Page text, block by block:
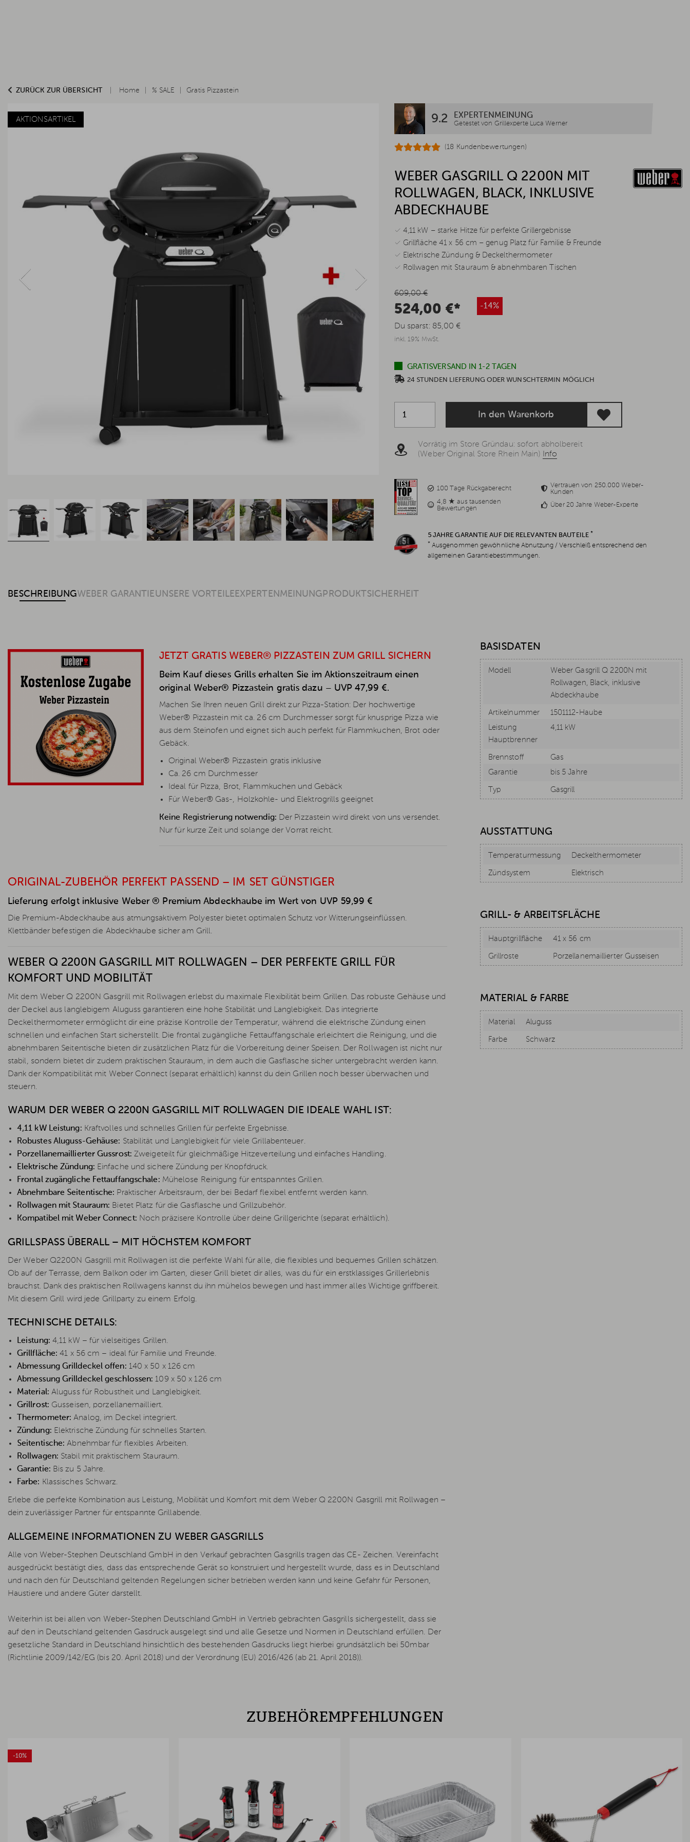
ZURÜCK ZUR ÜBERSICHT Home % SALE Gratis Pizzastein
AKTIONSARTIKEL 9.2 EXPERTENMEINUNG
Getestet von Grillexperte Luca Werner
(18 Kundenbewertungen)
WEBER GASGRILL Q 2200N MIT
ROLLWAGEN, BLACK, INKLUSIVE
ABDECKHAUBE
✓ 4,11 kW – starke Hitze für perfekte Grillergebnisse
✓ Grillfläche 41 x 56 cm – genug Platz für Familie & Freunde
✓ Elektrische Zündung & Deckelthermometer
✓ Rollwagen mit Stauraum & abnehmbaren Tischen
609,00 €
524,00 €* -14%
Du sparst: 85,00 €
inkl. 19% MwSt.
GRATISVERSAND IN 1-2 TAGEN
24 STUNDEN LIEFERUNG ODER WUNSCHTERMIN MÖGLICH
In den Warenkorb
Vorrätig im Store Gründau: sofort abholbereit
(Weber Original Store Rhein Main)
Info
100 Tage Rückgaberecht
Vertrauen von 250.000 Weber-
Kunden
4,8 ★ aus tausenden
Bewertungen
Über 20 Jahre Weber-Experte
5 JAHRE GARANTIE AUF DIE RELEVANTEN BAUTEILE *
* Ausgenommen gewöhnliche Abnutzung / Verschleiß entsprechend den
allgemeinen Garantiebestimmungen.
BESCHREIBUNGWEBER GARANTIEUNSERE VORTEILE EXPERTENMEINUNG PRODUKTSICHERHEIT
JETZT GRATIS WEBER® PIZZASTEIN ZUM GRILL SICHERN
Beim Kauf dieses Grills erhalten Sie im Aktionszeitraum einen
original Weber® Pizzastein gratis dazu – UVP 47,99 €.
Machen Sie Ihren neuen Grill direkt zur Pizza-Station: Der hochwertige
Weber® Pizzastein mit ca. 26 cm Durchmesser sorgt für knusprige Pizza wie
aus dem Steinofen und eignet sich auch perfekt für Flammkuchen, Brot oder
Gebäck.
Original Weber® Pizzastein gratis inklusive
Ca. 26 cm Durchmesser
Ideal für Pizza, Brot, Flammkuchen und Gebäck
Für Weber® Gas-, Holzkohle- und Elektrogrills geeignet
Keine Registrierung notwendig: Der Pizzastein wird direkt von uns versendet.
Nur für kurze Zeit und solange der Vorrat reicht.
ORIGINAL-ZUBEHÖR PERFEKT PASSEND – IM SET GÜNSTIGER
Lieferung erfolgt inklusive Weber ® Premium Abdeckhaube im Wert von UVP 59,99 €
Die Premium-Abdeckhaube aus atmungsaktivem Polyester bietet optimalen Schutz vor Witterungseinflüssen.
Klettbänder befestigen die Abdeckhaube sicher am Grill.
WEBER Q 2200N GASGRILL MIT ROLLWAGEN – DER PERFEKTE GRILL FÜR
KOMFORT UND MOBILITÄT
Mit dem Weber Q 2200N Gasgrill mit Rollwagen erlebst du maximale Flexibilität beim Grillen. Das robuste Gehäuse und
der Deckel aus langlebigem Aluguss garantieren eine hohe Stabilität und Langlebigkeit. Das integrierte
Deckelthermometer ermöglicht dir eine präzise Kontrolle der Temperatur, während die elektrische Zündung einen
schnellen und einfachen Start sicherstellt. Die frontal zugängliche Fettauffangschale erleichtert die Reinigung, und die
abnehmbaren Seitentische bieten dir zusätzlichen Platz für die Vorbereitung deiner Speisen. Der Rollwagen ist nicht nur
stabil, sondern bietet dir zudem praktischen Stauraum, in dem auch die Gasflasche sicher untergebracht werden kann.
Dank der Kompatibilität mit Weber Connect (separat erhältlich) kannst du dein Grillen noch besser überwachen und
steuern.
WARUM DER WEBER Q 2200N GASGRILL MIT ROLLWAGEN DIE IDEALE WAHL IST:
4,11 kW Leistung: Kraftvolles und schnelles Grillen für perfekte Ergebnisse.
Robustes Aluguss-Gehäuse: Stabilität und Langlebigkeit für viele Grillabenteuer.
Porzellanemaillierter Gussrost: Zweigeteilt für gleichmäßige Hitzeverteilung und einfaches Handling.
Elektrische Zündung: Einfache und sichere Zündung per Knopfdruck.
Frontal zugängliche Fettauffangschale: Mühelose Reinigung für entspanntes Grillen.
Abnehmbare Seitentische: Praktischer Arbeitsraum, der bei Bedarf flexibel entfernt werden kann.
Rollwagen mit Stauraum: Bietet Platz für die Gasflasche und Grillzubehör.
Kompatibel mit Weber Connect: Noch präzisere Kontrolle über deine Grillgerichte (separat erhältlich).
GRILLSPASS ÜBERALL – MIT HÖCHSTEM KOMFORT
Der Weber Q2200N Gasgrill mit Rollwagen ist die perfekte Wahl für alle, die flexibles und bequemes Grillen schätzen.
Ob auf der Terrasse, dem Balkon oder im Garten, dieser Grill bietet dir alles, was du für ein erstklassiges Grillerlebnis
brauchst. Dank des praktischen Rollwagens kannst du ihn mühelos bewegen und hast immer alles Wichtige griffbereit.
Mit diesem Grill wird jede Grillparty zu einem Erfolg.
TECHNISCHE DETAILS:
Leistung: 4,11 kW – für vielseitiges Grillen.
Grillfläche: 41 x 56 cm – ideal für Familie und Freunde.
Abmessung Grilldeckel offen: 140 x 50 x 126 cm
Abmessung Grilldeckel geschlossen:109 x 50 x 126 cm
Material: Aluguss für Robustheit und Langlebigkeit.
Grillrost: Gusseisen, porzellanemailliert.
Thermometer: Analog, im Deckel integriert.
Zündung: Elektrische Zündung für schnelles Starten.
Seitentische: Abnehmbar für flexibles Arbeiten.
Rollwagen: Stabil mit praktischem Stauraum.
Garantie: Bis zu 5 Jahre.
Farbe: Klassisches Schwarz.
Erlebe die perfekte Kombination aus Leistung, Mobilität und Komfort mit dem Weber Q 2200N Gasgrill mit Rollwagen –
dein zuverlässiger Partner für entspannte Grillabende.
ALLGEMEINE INFORMATIONEN ZU WEBER GASGRILLS
Alle von Weber-Stephen Deutschland GmbH in den Verkauf gebrachten Gasgrills tragen das CE- Zeichen. Vereinfacht
ausgedrückt bestätigt dies, dass das entsprechende Gerät so konstruiert und hergestellt wurde, dass es in Deutschland
und nach den für Deutschland geltenden Regelungen sicher betrieben werden kann und keine Gefahr für Personen,
Haustiere und andere Güter darstellt.
Weiterhin ist bei allen von Weber-Stephen Deutschland GmbH in Vertrieb gebrachten Gasgrills sichergestellt, dass sie
auf den in Deutschland geltenden Gasdruck ausgelegt sind und alle Gesetze und Normen in Deutschland erfüllen. Der
gesetzliche Standard in Deutschland hinsichtlich des bestehenden Gasdrucks liegt hierbei grundsätzlich bei 50mbar
(Richtlinie 2009/142/EG (bis 20. April 2018) und der Verordnung (EU) 2016/426 (ab 21. April 2018)).
BASISDATEN
Modell
Weber Gasgrill Q 2200N mit
Rollwagen, Black, inklusive
Abdeckhaube
Artikelnummer
1501112-Haube
Leistung
Hauptbrenner
4,11 kW
Brennstoff
Gas
Garantie
bis 5 Jahre
Typ Gasgrill
AUSSTATTUNG
Temperaturmessung Deckelthermometer
Zündsystem Elektrisch
GRILL- & ARBEITSFLÄCHE
Hauptgrillfläche 41 x 56 cm
Grillroste Porzellanemaillierter Gusseisen
MATERIAL & FARBE
Material Aluguss
Farbe Schwarz
ZUBEHÖREMPFEHLUNGEN
-10%